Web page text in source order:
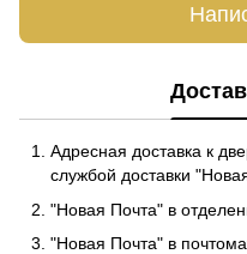
Адресная доставка к
службой доставки
"Новая Почта" в
"Новая Почта" в